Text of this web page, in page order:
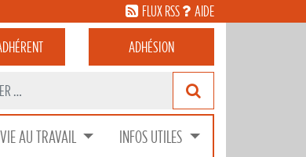
FLUX RSS AIDE
ADHÉSION
VIE AU TRAVAIL INFOS UTILES